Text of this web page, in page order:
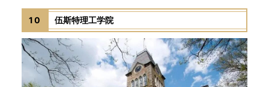
10 伍斯特理工学院